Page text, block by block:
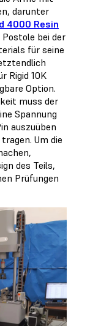
darunter
4000 Resin
Postole bei der
für seine
Rigid 10K
Option.
muss der
Spannung
auszuüben
Um die
des Teils,
Prüfungen